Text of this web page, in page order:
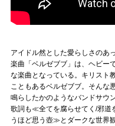
アイドル然とした愛らしさのあ
楽曲「ベルゼブブ」は、ヘビー
な楽曲となっている。キリスト
こともあるベルゼブブ。そんな
鳴らしたかのようなバンドサウ
歌詞も≪全てを腐らせてく/邪
うほど思う壺≫とダークな世界